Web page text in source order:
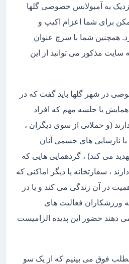
به آمبولانس خصوصی گلها
برای شما اعزام اکیپ و
همچنین شما با سرچ عنوان
سایت مذکور می توانید از این
در شهر گلها باید گفت که در
همایش یا جلسه مهم که افراد
(و حملاتی از سوی دیگران ،
نارسایی های جسمی آنان
می کند) ، گردهمایی هایی که
، سفارتخانه یا دیگر اماکنی که
در آن زندگی می کند و یا در
ورزشکاران فعالیت های
دهند حضور این پدیده الزامیست
مطلب فوق می بینیم که از یک سو